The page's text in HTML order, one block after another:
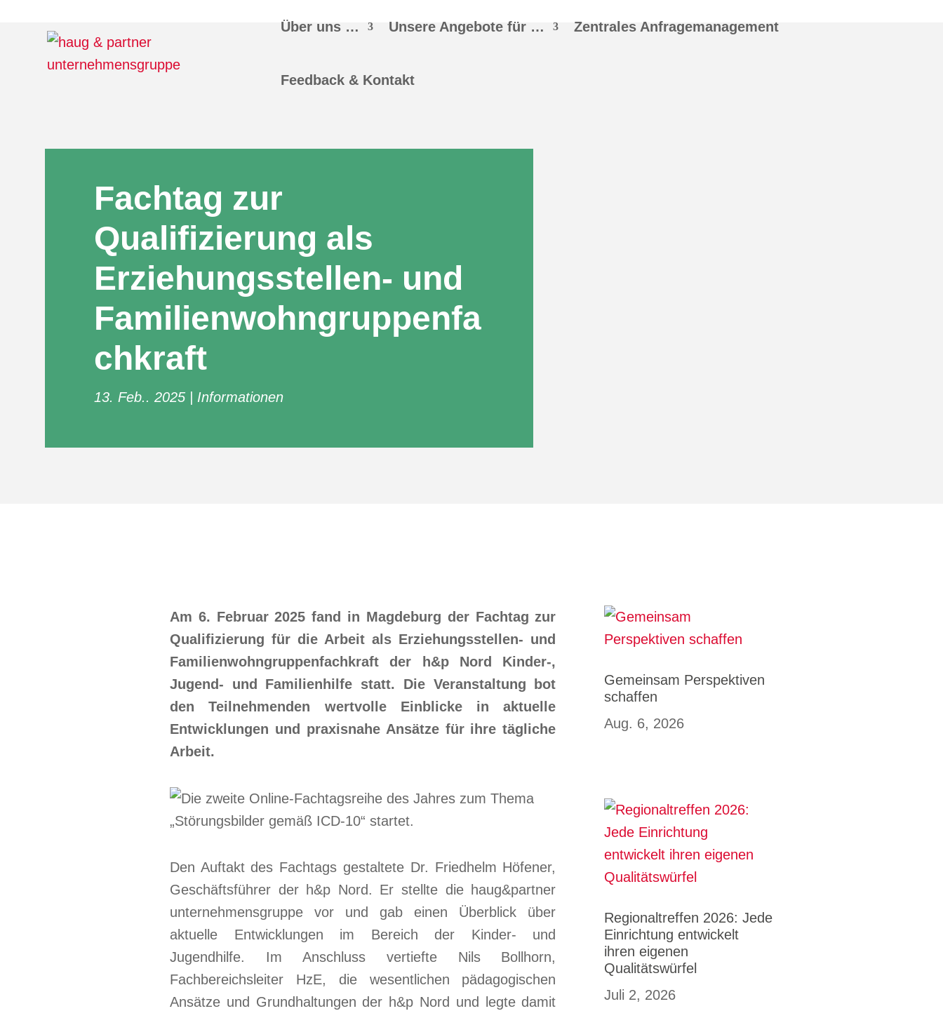
Über uns … Unsere Angebote für … Zentrales Anfragemanagement
Feedback & Kontakt
Fachtag zur
Qualifizierung als
Erziehungsstellen- und
Familienwohngruppenfa
chkraft
13. Feb.. 2025 Informationen
Am 6. Februar 2025 fand in Magdeburg der Fachtag zur
Qualifizierung für die Arbeit als Erziehungsstellen- und
Familienwohngruppenfachkraft der
h&pNord Kinder-,
Jugend- und Familienhilfe statt. Die Veranstaltung bot
den Teilnehmenden wertvolle Einblicke in aktuelle
Entwicklungen und praxisnahe Ansätze für ihre tägliche
Arbeit.
Den Auftakt des Fachtags gestaltete Dr. Friedhelm Höfener,
Geschäftsführer der h&p Nord. Er stellte die haug&partner
unternehmensgruppe vor und gab einen Überblick über
aktuelle Entwicklungen im Bereich der Kinder- und
Jugendhilfe. Im Anschluss vertiefte Nils Bollhorn,
Fachbereichsleiter HzE, die wesentlichen pädagogischen
Ansätze und Grundhaltungen der h&p Nord und legte damit
Gemeinsam Perspektiven
schaffen
Aug. 6, 2026
Regionaltreffen 2026: Jede
Einrichtung entwickelt
ihren eigenen
Qualitätswürfel
Juli 2, 2026